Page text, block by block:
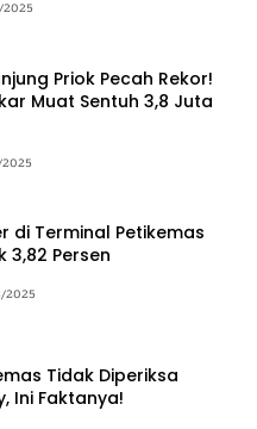
2025
Priok Pecah Rekor!
Muat Sentuh 3,8 Juta
di Terminal Petikemas
3,82 Persen
2025
Tidak Diperiksa
Ini Faktanya!